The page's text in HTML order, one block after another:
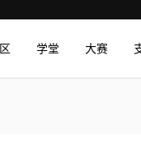
学堂 大赛